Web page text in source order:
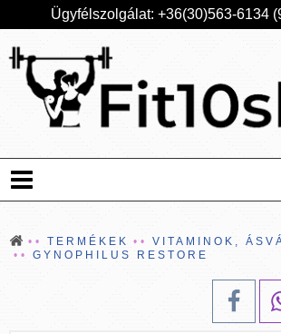
Ügyfélszolgálat: +36(30)563-6134
TERMÉKEK
VITAMINOK,
GYNOPHILUS RESTORE